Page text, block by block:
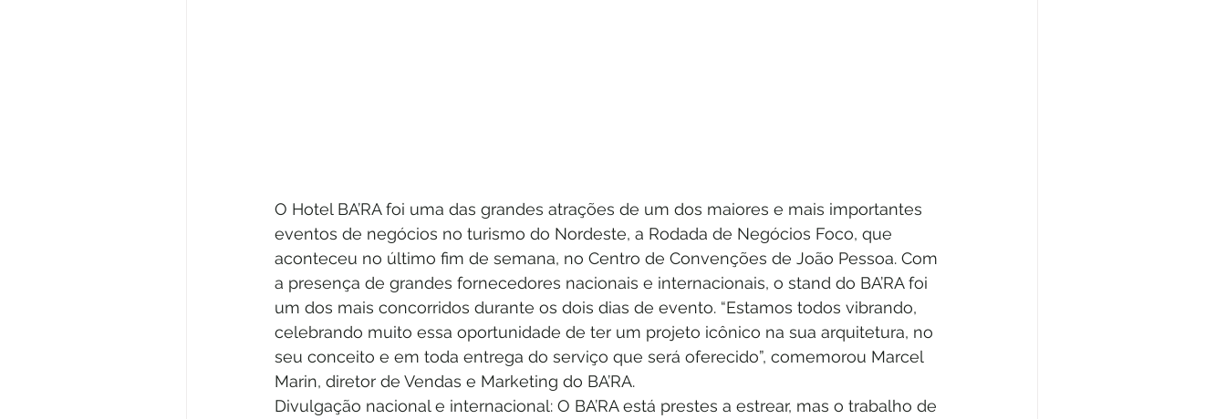
O Hotel BA’RA foi uma das grandes atrações de um dos maiores e mais importantes
eventos de negócios no turismo do Nordeste, a Rodada de Negócios Foco, que
aconteceu no último fim de semana, no Centro de Convenções de João Pessoa. Com
a presença de grandes fornecedores nacionais e internacionais, o stand do BA’RA foi
um dos mais concorridos durante os dois dias de evento. “Estamos todos vibrando,
celebrando muito essa oportunidade de ter um projeto icônico na sua arquitetura, no
seu conceito e em toda entrega do serviço que será oferecido”, comemorou Marcel
Marin, diretor de Vendas e Marketing do BA’RA.
Divulgação nacional e internacional: O BA’RA está prestes a estrear, mas o trabalho de